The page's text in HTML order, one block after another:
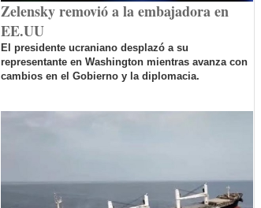
Zelensky removió a la embajadora en
EE.UU
El presidente ucraniano desplazó a su
representante en Washington mientras avanza con
cambios en el Gobierno y la diplomacia.